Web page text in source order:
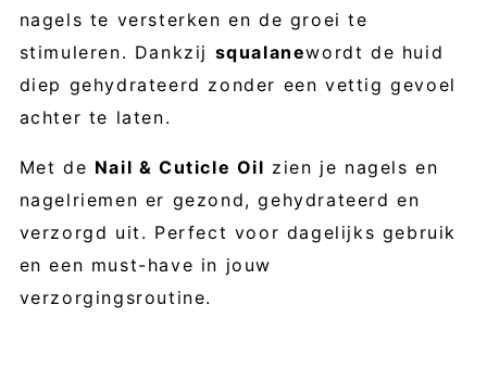
nagels te versterken en de groei te
stimuleren. Dankzij squalanewordt de huid
diep gehydrateerd zonder een vettig gevoel
achter te laten.
Met de Nail & Cuticle Oil zien je nagels en
nagelriemen er gezond, gehydrateerd en
verzorgd uit. Perfect voor dagelijks gebruik
en een must-have in jouw
verzorgingsroutine.